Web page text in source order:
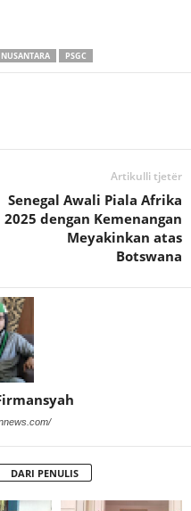
PSGC
Artikulli tjetër
Senegal Awali Piala Afrika
2025 dengan Kemenangan
Meyakinkan atas
Botswana
DARI PENULIS